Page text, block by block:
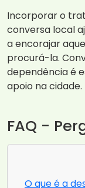
Incorporar o
conversa local
a encorajar
procurá-la.
dependência é
apoio na cidade.
FAQ -
O que é a